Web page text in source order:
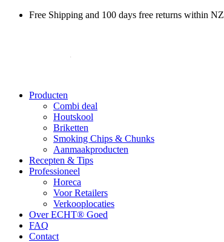
Free Shipping and 100 days free returns within NZ
Producten
Combi deal
Houtskool
Briketten
Smoking Chips & Chunks
Aanmaakproducten
Recepten & Tips
Professioneel
Horeca
Voor Retailers
Verkooplocaties
Over ECHT® Goed
FAQ
Contact